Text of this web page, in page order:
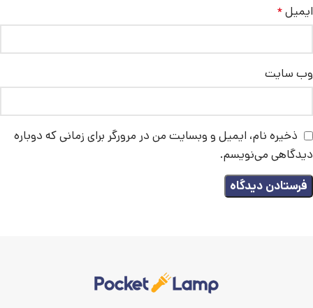
ایمیل*
وب‌ سایت
ذخیره نام، ایمیل و وبسایت من در مرورگر برای زمانی که دوباره
دیدگاهی می‌نویسم.